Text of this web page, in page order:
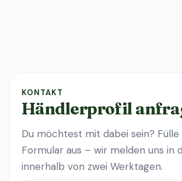
KONTAKT
Händlerprofil
Du möchtest mit dabei sein? Fülle
Formular aus – wir melden uns in
innerhalb von zwei Werktagen.